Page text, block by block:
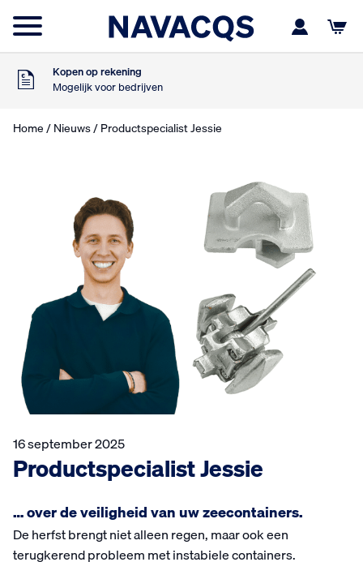
Morgen in huis
9
Klanten geven ons
Op basis van 453 beoordelingen
Kopen op rekening
Mogelijk voor bedrijven
Voor 16:00 besteld
Kopen op rekening
Mogelijk voor bedrijven
Gratis verzending
Vanaf €75,- excl. BTW
Voor 16:00 besteld
Morgen in huis
Home/Nieuws/ Productspecialist Jessie
16 september 2025
Productspecialist Jessie
… over de veiligheid van uw zeecontainers.
De herfst brengt niet alleen regen, maar ook een
terugkerend probleem met instabiele containers.